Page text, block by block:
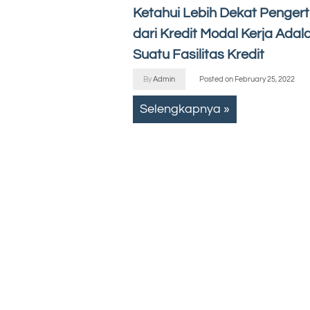
Ketahui Lebih Dekat
dari Kredit Modal Kerja
Suatu Fasilitas Kredit
ByAdmin Posted on February 25, 2022
Selengkapnya »